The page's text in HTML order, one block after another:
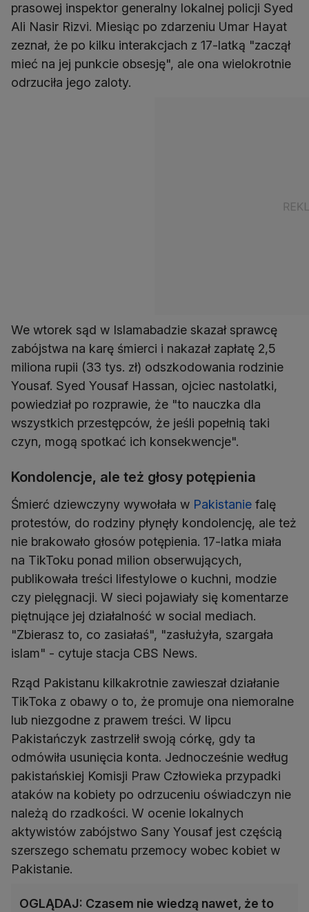
prasowej inspektor generalny lokalnej policji Syed
Ali Nasir Rizvi. Miesiąc po zdarzeniu Umar Hayat
zeznał, że po kilku interakcjach z 17-latką "zaczął
mieć na jej punkcie obsesję", ale ona wielokrotnie
odrzuciła jego zaloty.
We wtorek sąd w Islamabadzie skazał sprawcę
zabójstwa na karę śmierci i nakazał zapłatę 2,5
miliona rupii (33 tys. zł) odszkodowania rodzinie
Yousaf. Syed Yousaf Hassan, ojciec nastolatki,
powiedział po rozprawie, że "to nauczka dla
wszystkich przestępców, że jeśli popełnią taki
czyn, mogą spotkać ich konsekwencje".
Kondolencje, ale też głosy potępienia
Śmierć dziewczyny wywołała w Pakistanie falę
protestów, do rodziny płynęły kondolencję, ale też
nie brakowało głosów potępienia. 17-latka miała
na TikToku ponad milion obserwujących,
publikowała treści lifestylowe o kuchni, modzie
czy pielęgnacji. W sieci pojawiały się komentarze
piętnujące jej działalność w social mediach.
"Zbierasz to, co zasiałaś", "zasłużyła, szargała
islam" - cytuje stacja CBS News.
Rząd Pakistanu kilkakrotnie zawieszał działanie
TikToka z obawy o to, że promuje ona niemoralne
lub niezgodne z prawem treści. W lipcu
Pakistańczyk zastrzelił swoją córkę, gdy ta
odmówiła usunięcia konta. Jednocześnie według
pakistańskiej Komisji Praw Człowieka przypadki
ataków na kobiety po odrzuceniu oświadczyn nie
należą do rzadkości. W ocenie lokalnych
aktywistów zabójstwo Sany Yousaf jest częścią
szerszego schematu przemocy wobec kobiet w
Pakistanie.
OGLĄDAJ: Czasem nie wiedzą nawet, że to